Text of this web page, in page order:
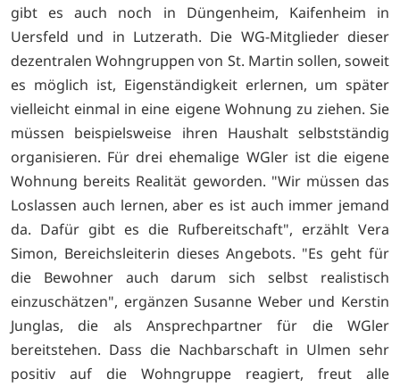
gibt es auch noch in Düngenheim, Kaifenheim in
Uersfeld und in Lutzerath. Die WG-Mitglieder dieser
dezentralen Wohngruppen von St. Martin sollen, soweit
es möglich ist, Eigenständigkeit erlernen, um später
vielleicht einmal in eine eigene Wohnung zu ziehen. Sie
müssen beispielsweise ihren Haushalt selbstständig
organisieren. Für drei ehemalige WGler ist die eigene
Wohnung bereits Realität geworden. "Wir müssen das
Loslassen auch lernen, aber es ist auch immer jemand
da. Dafür gibt es die Rufbereitschaft", erzählt Vera
Simon, Bereichsleiterin dieses Angebots. "Es geht für
die Bewohner auch darum sich selbst realistisch
einzuschätzen", ergänzen Susanne Weber und Kerstin
Junglas, die als Ansprechpartner für die WGler
bereitstehen. Dass die Nachbarschaft in Ulmen sehr
positiv auf die Wohngruppe reagiert, freut alle